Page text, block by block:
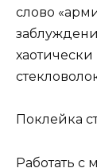
слово
Поклейка
Работать с